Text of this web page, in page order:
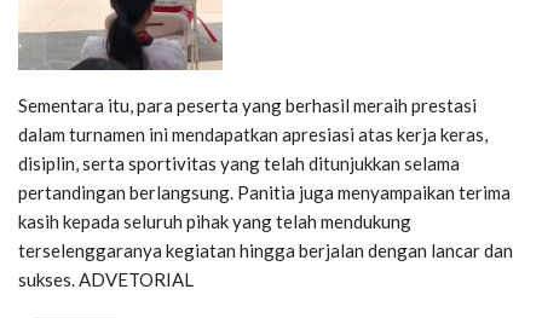
Sementara itu, para peserta yang berhasil meraih prestasi
dalam turnamen ini mendapatkan apresiasi atas kerja keras,
disiplin, serta sportivitas yang telah ditunjukkan selama
pertandingan berlangsung. Panitia juga menyampaikan terima
kasih kepada seluruh pihak yang telah mendukung
terselenggaranya kegiatan hingga berjalan dengan lancar dan
sukses. ADVETORIAL